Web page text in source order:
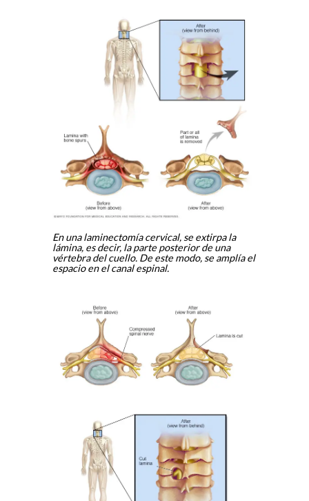
En una laminectomía cervical, se extirpa la
lámina, es decir, la parte posterior de una
vértebra del cuello. De este modo, se amplía el
espacio en el canal espinal.